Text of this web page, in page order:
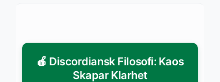
🍎 Discordiansk Filosofi: Kaos
Skapar Klarhet